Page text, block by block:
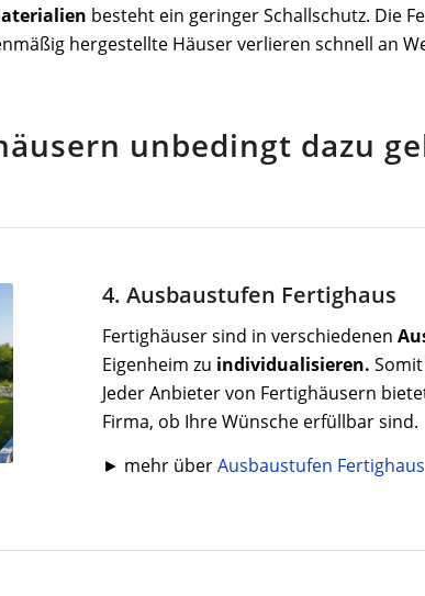
besteht ein geringer Schallschutz. Die
hergestellte Häuser verlieren schnell an
unbedingt dazu
4. Ausbaustufen Fertighaus
Fertighäuser sind in verschiedenen
Eigenheim zu individualisieren.
Jeder Anbieter von Fertighäusern
Firma, ob Ihre Wünsche erfüllbar sind.
► mehr überAusbaustufen Fertighaus